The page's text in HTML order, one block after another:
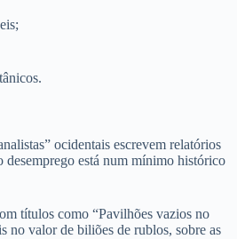
ocidentais escrevem relatórios
desemprego está num mínimo histórico
títulos como “Pavilhões vazios no
no valor de biliões de rublos, sobre as